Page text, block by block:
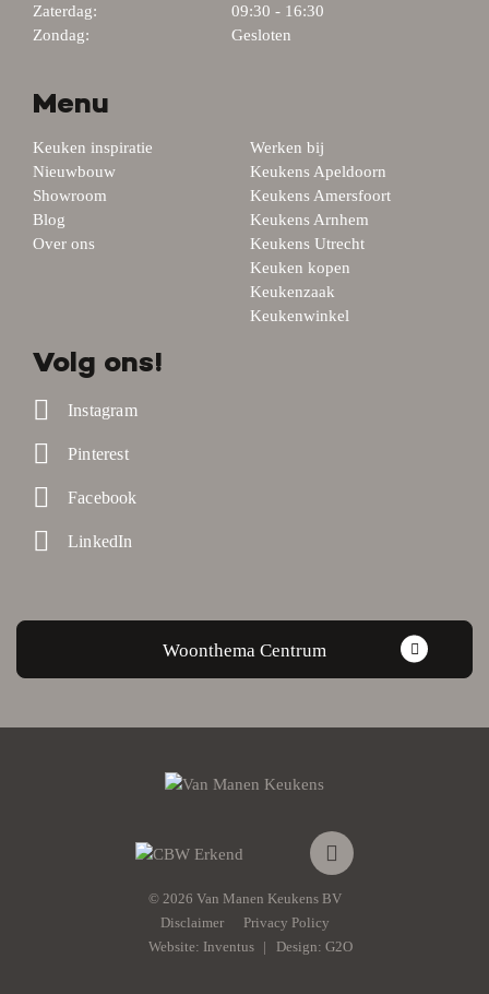
Zaterdag:
09:30 - 16:30
Zondag:
Gesloten
Menu
Keuken inspiratie
Nieuwbouw
Showroom
Blog
Over ons
Werken bij
Keukens Apeldoorn
Keukens Amersfoort
Keukens Arnhem
Keukens Utrecht
Keuken kopen
Keukenzaak
Keukenwinkel
Volg ons!
Instagram
Pinterest
Facebook
LinkedIn
Woonthema Centrum
© 2026 Van Manen Keukens BV
Disclaimer
Privacy Policy
Website: Inventus Design: G2O